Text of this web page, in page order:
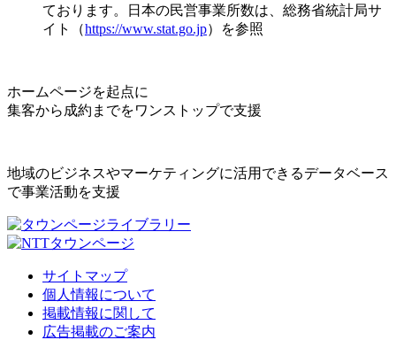
ております。日本の民営事業所数は、総務省統計局サ
イト（https://www.stat.go.jp）を参照
ホームページを起点に
集客から成約までをワンストップで支援
地域のビジネスやマーケティングに活用できるデータベース
で事業活動を支援
サイトマップ
個人情報について
掲載情報に関して
広告掲載のご案内